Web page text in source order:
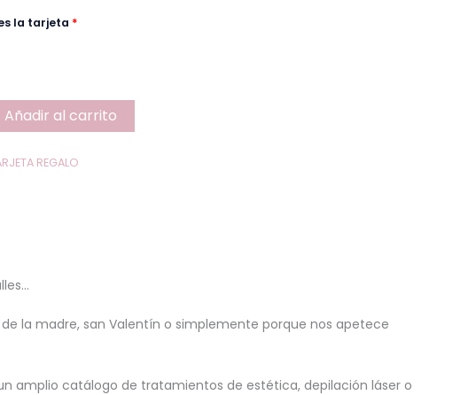
la tarjeta *
Añadir al carrito
REGALO
la madre, san Valentín o simplemente porque nos apetece
amplio catálogo de tratamientos de estética, depilación láser o